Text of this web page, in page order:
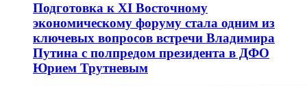
Подготовка к XI Восточному
экономическому форуму стала одним из
ключевых вопросов встречи Владимира
Путина с полпредом президента в ДФО
Юрием Трутневым